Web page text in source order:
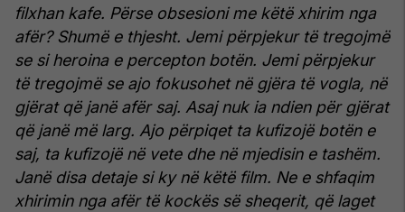
filxhan kafe. Përse obsesioni me këtë xhirim nga
afër? Shumë e thjesht. Jemi përpjekur të tregojmë
se si heroina e percepton botën. Jemi përpjekur
të tregojmë se ajo fokusohet në gjëra të vogla, në
gjërat që janë afër saj. Asaj nuk ia ndien për gjërat
që janë më larg. Ajo përpiqet ta kufizojë botën e
saj, ta kufizojë në vete dhe në mjedisin e tashëm.
Janë disa detaje si ky në këtë film. Ne e shfaqim
xhirimin nga afër të kockës së sheqerit, që laget